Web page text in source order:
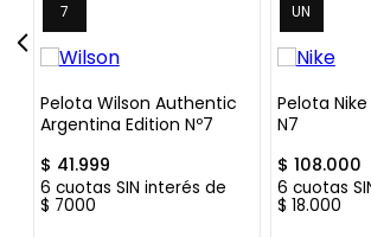
7
Pelota Wilson Authentic
Argentina Edition Nº7
$ 41.999
6 cuotas SIN interés de
$ 7000
UN
Pelota
N7
$ 108.000
6 cuotas
$ 18.000